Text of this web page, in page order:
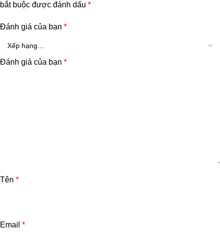
bắt buộc được đánh dấu *
Đánh giá của bạn *
Đánh giá của bạn *
Tên *
Email *